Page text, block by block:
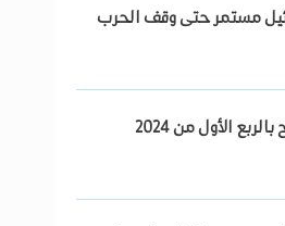
مستمر حتى وقف الحرب